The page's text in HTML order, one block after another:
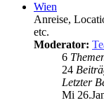
Wien
Anreise,
etc.
Moderator:
6
24
Letzter
Mi